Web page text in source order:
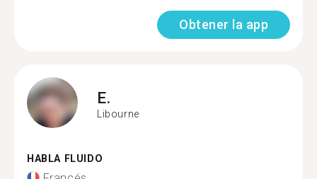
Obtener la app
E.
Libourne
HABLA FLUIDO